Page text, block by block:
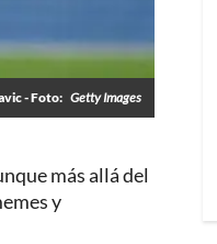
- Foto: Getty Images
más allá del
y